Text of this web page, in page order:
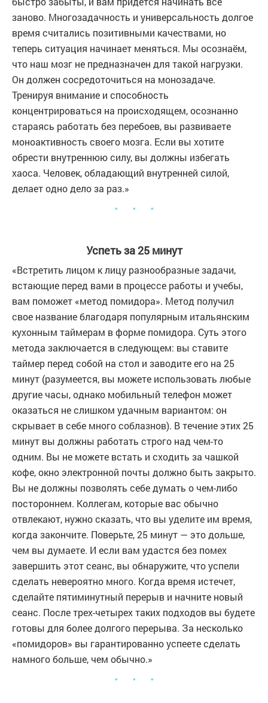
заново. Многозадачность и универсальность долгое
время считались позитивными качествами, но
теперь ситуация начинает меняться. Мы осознаём,
что наш мозг не предназначен для такой нагрузки.
Он должен сосредоточиться на монозадаче.
Тренируя внимание и способность
концентрироваться на происходящем, осознанно
стараясь работать без перебоев, вы развиваете
моноактивность своего мозга. Если вы хотите
обрести внутреннюю силу, вы должны избегать
хаоса. Человек, обладающий внутренней силой,
делает одно дело за раз.»
・ ・ ・
Успеть за 25 минут
«Встретить лицом к лицу разнообразные задачи,
встающие перед вами в процессе работы и учебы,
вам поможет «метод помидора». Метод получил
свое название благодаря популярным итальянским
кухонным таймерам в форме помидора. Суть этого
метода заключается в следующем: вы ставите
таймер перед собой на стол и заводите его на 25
минут (разумеется, вы можете использовать любые
другие часы, однако мобильный телефон может
оказаться не слишком удачным вариантом: он
скрывает в себе много соблазнов). В течение этих 25
минут вы должны работать строго над чем-то
одним. Вы не можете встать и сходить за чашкой
кофе, окно электронной почты должно быть закрыто.
Вы не должны позволять себе думать о чем-либо
постороннем. Коллегам, которые вас обычно
отвлекают, нужно сказать, что вы уделите им время,
когда закончите. Поверьте, 25 минут — это дольше,
чем вы думаете. И если вам удастся без помех
завершить этот сеанс, вы обнаружите, что успели
сделать невероятно много. Когда время истечет,
сделайте пятиминутный перерыв и начните новый
сеанс. После трех-четырех таких подходов вы будете
готовы для более долгого перерыва. За несколько
«помидоров» вы гарантированно успеете сделать
намного больше, чем обычно.»
・ ・ ・